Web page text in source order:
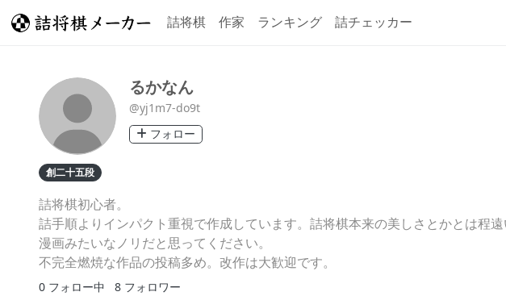
詰将棋 作家 ランキング 詰チェッカー
るかなん
@yj1m7-do9t
フォロー
創二十五段
詰将棋初心者。
詰手順よりインパクト重視で作成しています。詰将棋本来の美しさとかとは程
漫画みたいなノリだと思ってください。
不完全燃焼な作品の投稿多め。改作は大歓迎です。
0 フォロー中 8 フォロワー